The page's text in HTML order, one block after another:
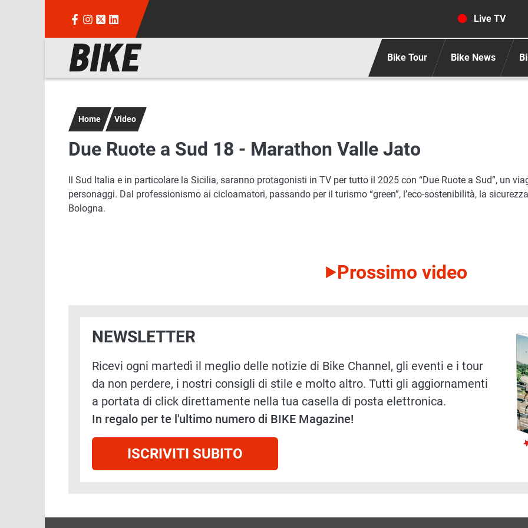
Live TV
Navigazione principale Bike Tour Bike News
Home Video
Due Ruote a Sud 18 - Marathon Valle Jato
Il Sud Italia e in particolare la Sicilia, saranno protagonisti in TV per tutto il 2025 con “Due Ruote a Sud”, un
personaggi. Dal professionismo ai cicloamatori, passando per il turismo “green”, l’eco-sostenibilità, la
Bologna.
Prossimo video
NEWSLETTER
Ricevi ogni martedì il meglio delle notizie di Bike Channel, gli eventi e i tour
da non perdere, i nostri consigli di stile e molto altro. Tutti gli aggiornamenti
a portata di click direttamente nella tua casella di posta elettronica.
In regalo per te l'ultimo numero di BIKE Magazine!
ISCRIVITI SUBITO